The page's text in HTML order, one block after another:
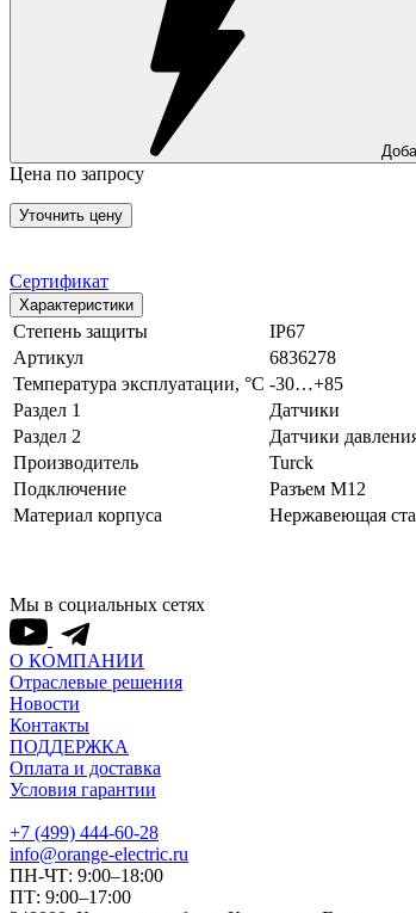
Цена по запросу
Уточнить цену
Сертификат
Характеристики
Степень защиты
IP67
Артикул
6836278
Температура эксплуатации, °С -30…+85
Раздел 1
Датчики
Раздел 2
Датчики
Производитель
Turck
Подключение
Разъем M12
Материал корпуса
Нержавеющая
Мы в социальных сетях
О КОМПАНИИ
Отраслевые решения
Новости
Контакты
ПОДДЕРЖКА
Оплата и доставка
Условия гарантии
+7 (499) 444-60-28
info@orange-electric.ru
ПН-ЧТ: 9:00–18:00
ПТ: 9:00–17:00